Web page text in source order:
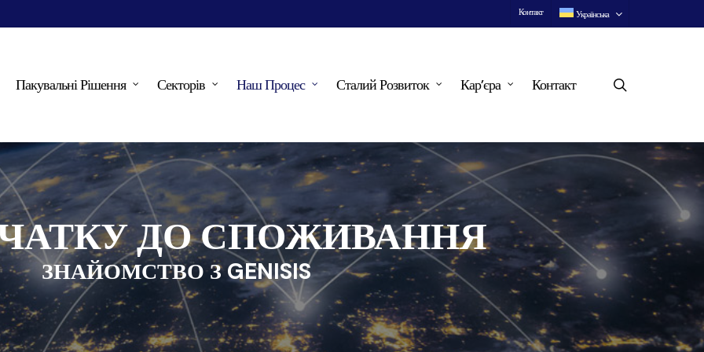
Контакт Українська
Пакувальні Рішення Секторів Наш Процес Сталий Розвиток Кар’єра Контакт
ДО СПОЖИВАННЯ
ЗНАЙОМСТВО З GENISIS